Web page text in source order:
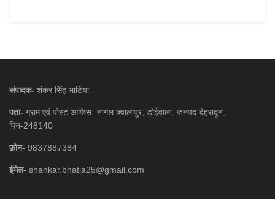
संपादक- शंकर सिंह भाटिया
पता- ग्राम एवं पोस्ट आफिस- नागल ज्वालापुर, डोईवाला, जनपद-देहरादून,
पिन-248140
फ़ोन- 9837887384
ईमेल- shankar.bhatia25@gmail.com